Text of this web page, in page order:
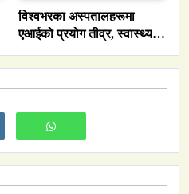
विश्वभरका अस्पतालहरूमा
एआईको प्रयोग तीव्र, स्वास्थ्य
समाज
सम्बन्ध उजागर